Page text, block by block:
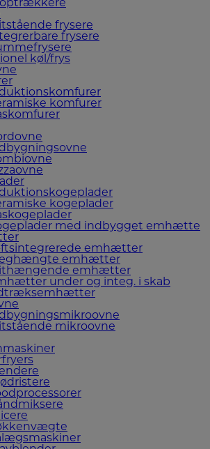
frysere
frysere
køl/frys
komfurer
kogeplader
med indbygget emhætte
emhætter
emhætter
emhætter
under og integ. i skab
mikroovne